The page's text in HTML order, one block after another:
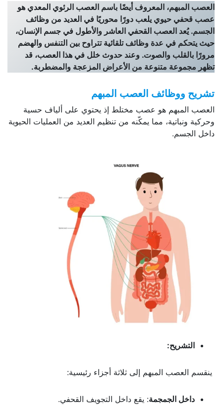
العصب المبهم، المعروف أيضًا باسم العصب الرئوي المعدي هو
عصب قحفي حيوي يلعب دورًا محوريًا في العديد من وظائف
الجسم. يُعد العصب القحفي العاشر والأطول في جسم الإنسان،
حيث يتحكم في عدة وظائف تلقائية تتراوح بين التنفس والهضم
مرورًا بالقلب والصوت. وعند حدوث خلل في هذا العصب، قد
تظهر مجموعة متنوعة من الأعراض المزعجة والمضطربة.
تشريح ووظائف العصب المبهم
العصب المبهم هو عصب مختلط إذ يحتوي على ألياف حسية
وحركية ونباتية، مما يمكّنه من تنظيم العديد من العمليات الحيوية
داخل الجسم.
التشريح:
ينقسم العصب المبهم إلى ثلاثة أجزاء رئيسية:
داخل الجمجمة: يقع داخل التجويف القحفي.